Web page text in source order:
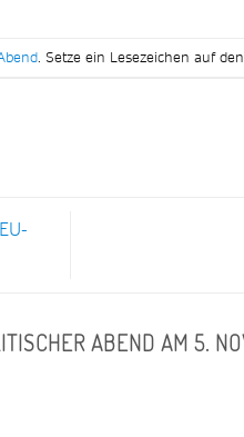
. Setze ein Lesezeichen auf den
ABEND AM 5.